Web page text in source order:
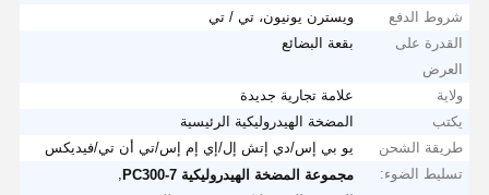
شروط الدفع
ويسترن يونيون، تي / تي
القدرة على
العرض
بقعة البضائع
ولاية
علامة تجارية جديدة
يكتب
المضخة الهيدروليكية الرئيسية
طريقة الشحن
يو بي إس/دي إتش إل/إي إم إس/تي أن تي/فيديكس
تسليط الضوء:
مجموعة المضخة الهيدروليكية PC300-7